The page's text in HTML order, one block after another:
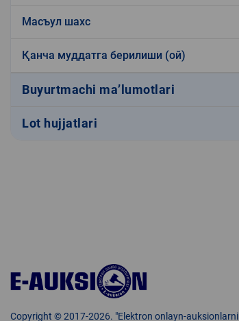
Масъул шахс
Қанча муддатга берилиши (ой)
Buyurtmachi ma’lumotlari
Lot hujjatlari
Copyright © 2017-2026. "Elektron onlayn-auksionlarni